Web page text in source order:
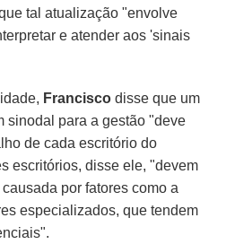
tal atualização "envolve
e atender aos 'sinais
Francisco disse que um
sinodal para a gestão "deve
de cada escritório do
escritórios, disse ele, "devem
por fatores como a
especializados, que tendem